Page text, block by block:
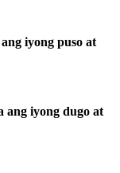
iyong puso at
ang iyong dugo at